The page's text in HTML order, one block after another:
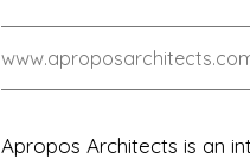
Apropos Architects is an